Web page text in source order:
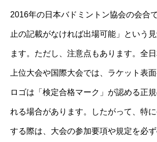
2016年の日本バドミントン協会の会合
止の記載がなければ出場可能」という
ます。ただし、注意点もあります。全
上位大会や国際大会では、ラケット表
ロゴは「検定合格マーク」が認める正
れる場合があります。したがって、特
する際は、大会の参加要項や規定を必